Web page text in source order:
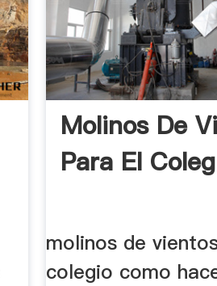
Molinos De
Para El
molinos de
colegio como